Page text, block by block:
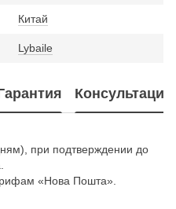
Китай
Lybaile
Консультация
при подтверждении до
«Нова Пошта».